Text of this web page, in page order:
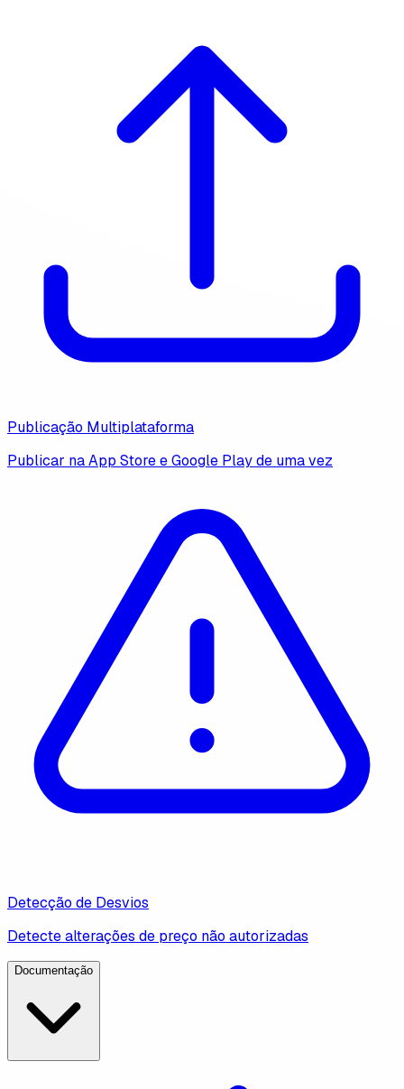
Publicação Multiplataforma
Publicar na App Store e Google Play de uma vez
Detecção de Desvios
Detecte alterações de preço não autorizadas
Documentação